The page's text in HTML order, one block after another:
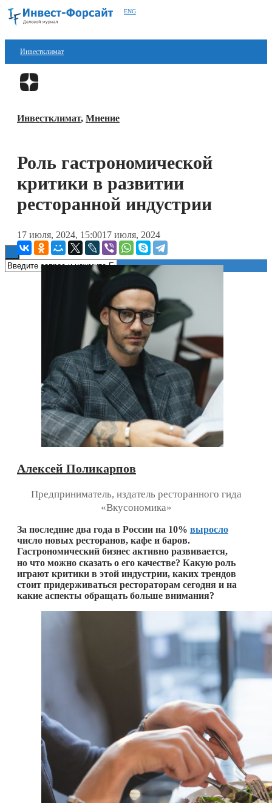
ENG
Инвестклимат
Финансы
Блокчейн
Инвестклимат, Мнение
Роль гастрономической
критики в развитии
ресторанной индустрии
17 июля, 2024, 15:0017 июля, 2024
Алексей Поликарпов
Предприниматель, издатель ресторанного гида
«Вкусономика»
За последние два года в России на 10% выросло
число новых ресторанов, кафе и баров.
Гастрономический бизнес активно развивается,
но что можно сказать о его качестве? Какую роль
играют критики в этой индустрии, каких трендов
стоит придерживаться рестораторам сегодня и на
какие аспекты обращать больше внимания?